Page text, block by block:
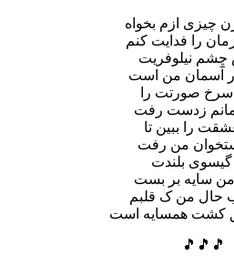
چیزی ازم بخواه
را فدایت کنم
نیلوفریت
آسمان من است
صورتت را
زدست رفت
را ببین تا
من رفت
بلندت
سایه بر بست
من ک قلبم
کشت همسایه است
🎵🎵🎵